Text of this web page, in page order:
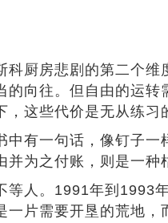
厨房悲剧的第二个维
的向往。但自由的运
，这些代价是无从练
一句话，像钉子一样
并为之付账，则是一种
。1991年到1993年
一片需要开垦的荒地